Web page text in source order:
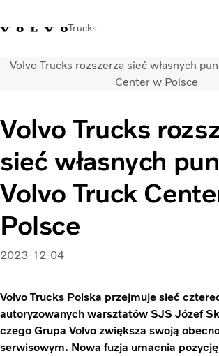
Trucks
+48 22 383 45 00 Sklep Volvo Trucks Zaloguj się
Rozwiązania transportowe
Samochody ciężarowe
Usługi
Wyszukiwarka dealerów
Aktualności
O nas
Volvo Truck Builder
Volvo Trucks rozszerza sieć własnych
Center w Polsce
Volvo Trucks
sieć własnych
Volvo Truck
Polsce
2023-12-04
Volvo Trucks Polska przejmuje sieć
autoryzowanych warsztatów SJS Józef
czego Grupa Volvo zwiększa swoją
serwisowym. Nowa fuzja umacnia